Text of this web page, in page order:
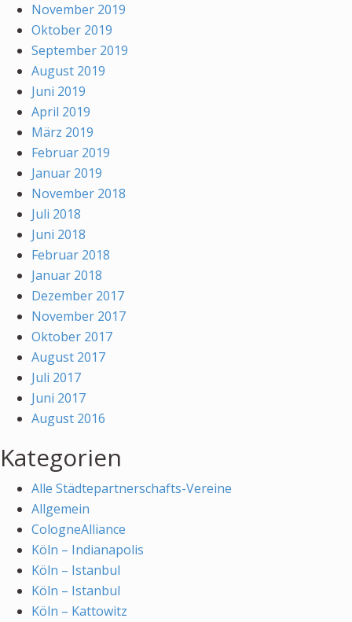
November 2019
Oktober 2019
September 2019
August 2019
Juni 2019
April 2019
März 2019
Februar 2019
Januar 2019
November 2018
Juli 2018
Juni 2018
Februar 2018
Januar 2018
Dezember 2017
November 2017
Oktober 2017
August 2017
Juli 2017
Juni 2017
August 2016
Kategorien
Alle Städtepartnerschafts-Vereine
Allgemein
CologneAlliance
Köln – Indianapolis
Köln – Istanbul
Köln – Istanbul
Köln – Kattowitz